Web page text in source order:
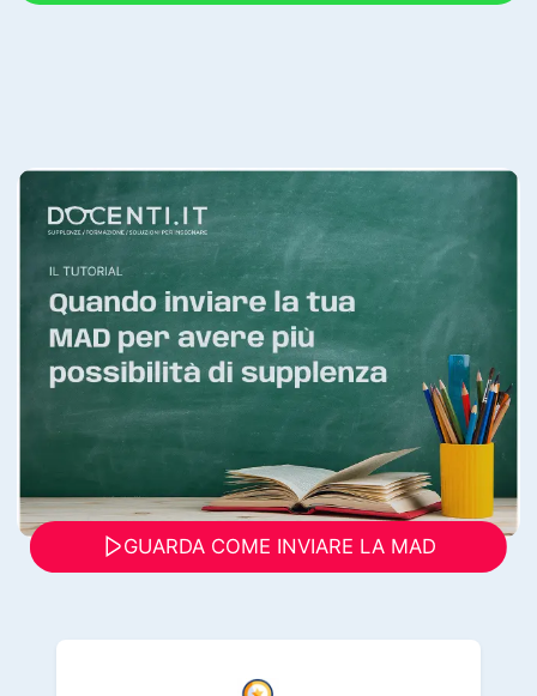
GUARDA COME INVIARE LA MAD